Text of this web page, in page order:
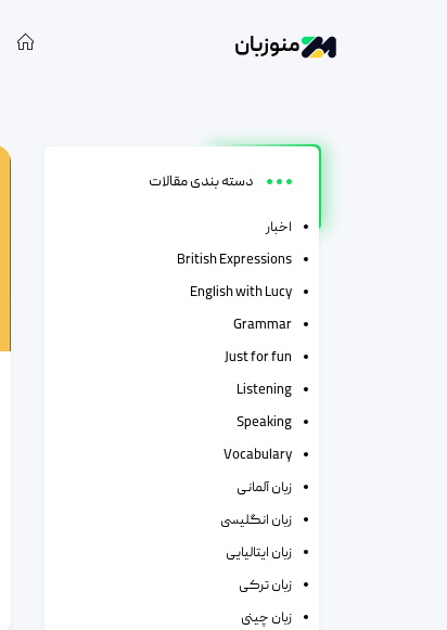
منوزبان
دسته بندی مقالات
اخبار
British Expressions
English with Lucy
Grammar
Just for fun
Listening
Speaking
Vocabulary
زبان آلمانی
زبان انگلیسی
زبان ایتالیایی
زبان ترکی
زبان چینی